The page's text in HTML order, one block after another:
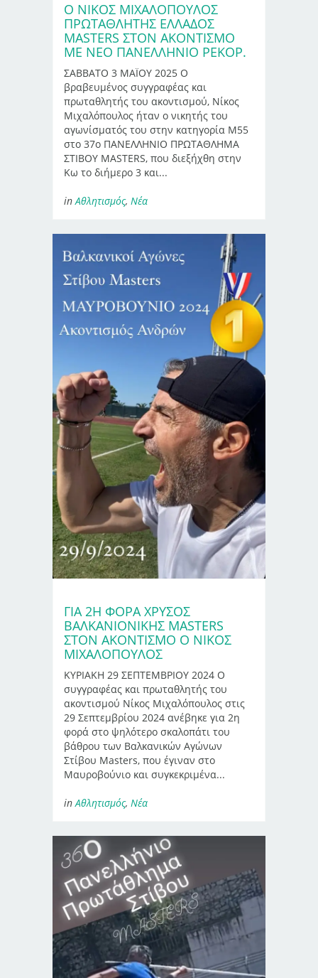
Ο ΝΊΚΟΣ ΜΙΧΑΛΌΠΟΥΛΟΣ
ΠΡΩΤΑΘΛΗΤΉΣ ΕΛΛΆΔΟΣ
MASTERS ΣΤΟΝ ΑΚΟΝΤΙΣΜΌ
ΜΕ ΝΈΟ ΠΑΝΕΛΛΉΝΙΟ ΡΕΚΌΡ.
ΣΑΒΒΑΤΟ 3 ΜΑΪΟΥ 2025 Ο
βραβευμένος συγγραφέας και
πρωταθλητής του ακοντισμού, Νίκος
Μιχαλόπουλος ήταν ο νικητής του
αγωνίσματός του στην κατηγορία Μ55
στο 37ο ΠΑΝΕΛΛΗΝΙΟ ΠΡΩΤΑΘΛΗΜΑ
ΣΤΙΒΟΥ MASTERS, που διεξήχθη στην
Κω το διήμερο 3 και...
inΑθλητισμός, Νέα
ΓΙΑ 2Η ΦΟΡΆ ΧΡΥΣΌΣ
ΒΑΛΚΑΝΙΟΝΊΚΗΣ MASTERS
ΣΤΟΝ ΑΚΟΝΤΙΣΜΌ Ο ΝΊΚΟΣ
ΜΙΧΑΛΌΠΟΥΛΟΣ
ΚΥΡΙΑΚΗ 29 ΣΕΠΤΕΜΒΡΙΟΥ 2024 Ο
συγγραφέας και πρωταθλητής του
ακοντισμού Νίκος Μιχαλόπουλος στις
29 Σεπτεμβρίου 2024 ανέβηκε για 2η
φορά στο ψηλότερο σκαλοπάτι του
βάθρου των Βαλκανικών Αγώνων
Στίβου Masters, που έγιναν στο
Μαυροβούνιο και συγκεκριμένα...
inΑθλητισμός, Νέα